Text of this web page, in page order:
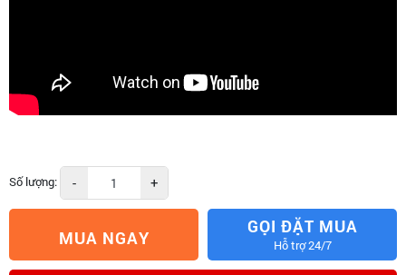
Số lượng: - +
MUA NGAY
GỌI ĐẶT MUA
Hỗ trợ 24/7